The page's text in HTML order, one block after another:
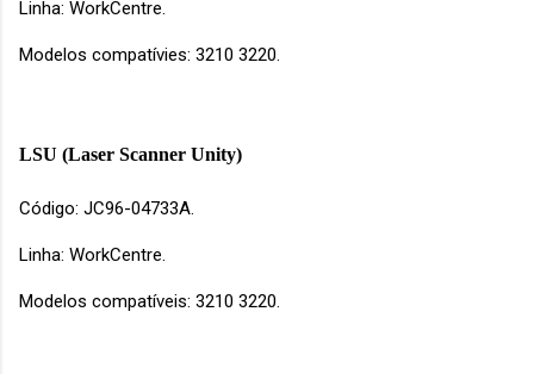
Linha: WorkCentre.
Modelos compatívies: 3210 3220.
LSU (Laser Scanner Unity)
Código: JC96-04733A.
Linha: WorkCentre.
Modelos compatíveis: 3210 3220.